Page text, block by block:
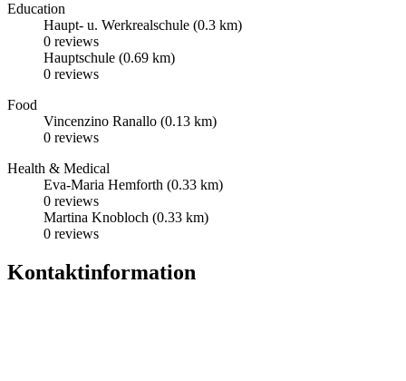
Education
Haupt- u. Werkrealschule (0.3 km)
0 reviews
Hauptschule (0.69 km)
0 reviews
Food
Vincenzino Ranallo (0.13 km)
0 reviews
Health & Medical
Eva-Maria Hemforth (0.33 km)
0 reviews
Martina Knobloch (0.33 km)
0 reviews
Kontaktinformation